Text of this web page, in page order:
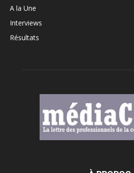
A la Une
Interviews
Résultats